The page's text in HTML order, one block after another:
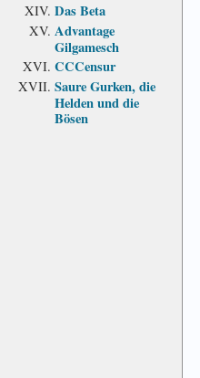
Das Beta
Advantage
Gilgamesch
CCCensur
Saure Gurken, die
Helden und die
Bösen